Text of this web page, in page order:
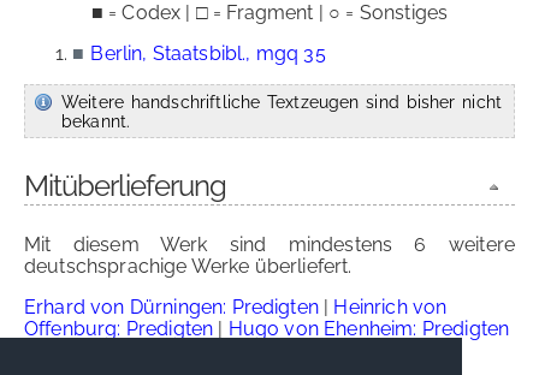
■ = Codex | □ = Fragment | ○ = Sonstiges
■ Berlin, Staatsbibl., mgq 35
Weitere handschriftliche Textzeugen sind bisher nicht
bekannt.
Mitüberlieferung
Mit diesem Werk sind mindestens 6 weitere
deutschsprachige Werke überliefert.
Erhard von Dürningen: Predigten| Heinrich von
Offenburg: Predigten | Hugo von Ehenheim: Predigten